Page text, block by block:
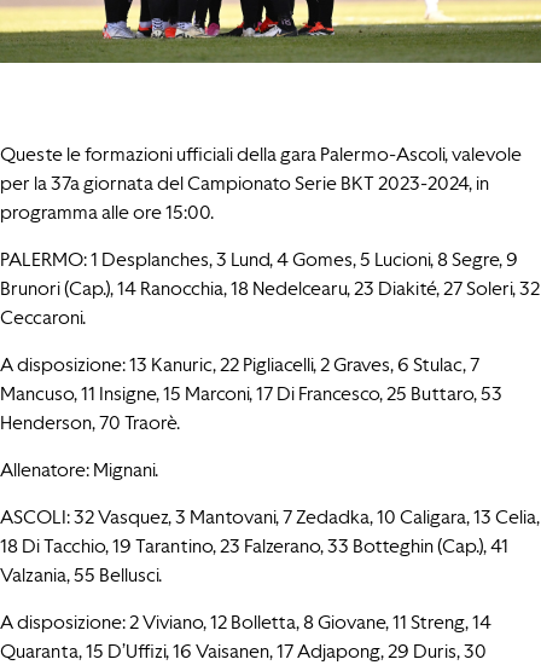
Queste le formazioni ufficiali della gara Palermo-Ascoli, valevole
per la 37a giornata del Campionato Serie BKT 2023-2024, in
programma alle ore 15:00.
PALERMO: 1 Desplanches, 3 Lund, 4 Gomes, 5 Lucioni, 8 Segre, 9
Brunori (Cap.), 14 Ranocchia, 18 Nedelcearu, 23 Diakité, 27 Soleri, 32
Ceccaroni.
A disposizione: 13 Kanuric, 22 Pigliacelli, 2 Graves, 6 Stulac, 7
Mancuso, 11 Insigne, 15 Marconi, 17 Di Francesco, 25 Buttaro, 53
Henderson, 70 Traorè.
Allenatore: Mignani.
ASCOLI: 32 Vasquez, 3 Mantovani, 7 Zedadka, 10 Caligara, 13 Celia,
18 Di Tacchio, 19 Tarantino, 23 Falzerano, 33 Botteghin (Cap.), 41
Valzania, 55 Bellusci.
A disposizione: 2 Viviano, 12 Bolletta, 8 Giovane, 11 Streng, 14
Quaranta, 15 D’Uffizi, 16 Vaisanen, 17 Adjapong, 29 Duris, 30